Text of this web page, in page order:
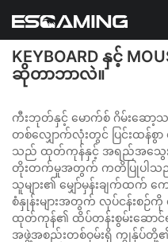
KEYBOARD နှင့်
ဆိုတာဘာလဲ။
ကီးဘုတ်နှင့် မောက်စ် ဂိမ်းဆေ
တစ်လျှောက်လုံးတွင် ပြင်းထန်စွာ
သည် ထုတ်ကုန်နှင့် အရည်အသွေး
တိုးတက်မှုအတွက် ကတိပြုပါသ
သူများ၏ မျှော်မှန်းချက်ထက် က
စံနှုန်းများအတွက် လုပ်ငန်းစ
ထုတ်ကုန်၏ ထိပ်တန်းစွမ်းဆောင်
အဖွဲ့အစည်းတစ်ဝှမ်းရှိ ကျွန်ုပ်တို့၏